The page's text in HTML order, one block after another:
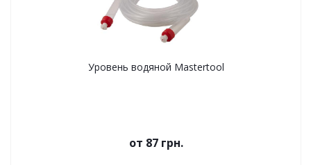
Уровень водяной Mastertool
от 87 грн.